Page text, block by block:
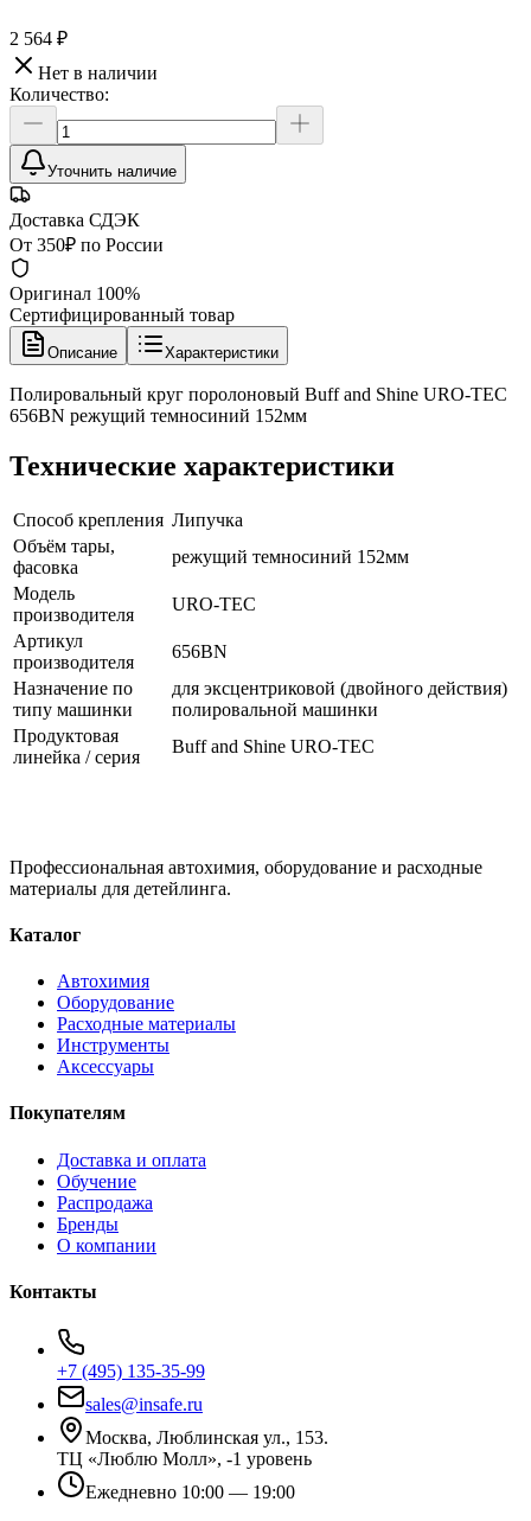
2 564 ₽
Нет в наличии
Количество:
Уточнить наличие
Доставка СДЭК
От 350₽ по России
Оригинал 100%
Сертифицированный товар
Описание Характеристики
Полировальный круг поролоновый Buff and Shine URO-TEC
656BN режущий темносиний 152мм
Технические характеристики
Способ крепления Липучка
Объём тары,
фасовка
режущий темносиний 152мм
Модель
производителя
URO-TEC
Артикул
производителя
656BN
Назначение по
типу машинки
для эксцентриковой (двойного действия)
полировальной машинки
Продуктовая
линейка / серия
Buff and Shine URO-TEC
Профессиональная автохимия, оборудование и расходные
материалы для детейлинга.
Каталог
Автохимия
Оборудование
Расходные материалы
Инструменты
Аксессуары
Покупателям
Доставка и оплата
Обучение
Распродажа
Бренды
О компании
Контакты
+7 (495) 135-35-99
sales@insafe.ru
Москва, Люблинская ул., 153.
ТЦ «Люблю Молл», -1 уровень
Ежедневно 10:00 — 19:00